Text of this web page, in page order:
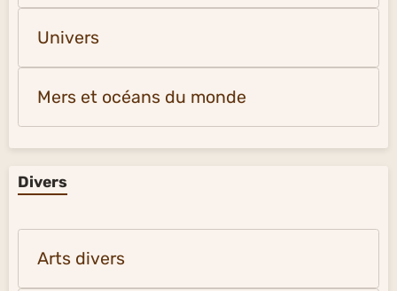
Univers
Mers et océans du monde
Divers
Arts divers